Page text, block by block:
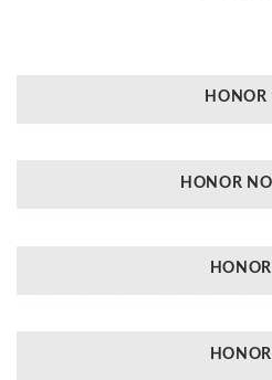
HONOR
HONOR